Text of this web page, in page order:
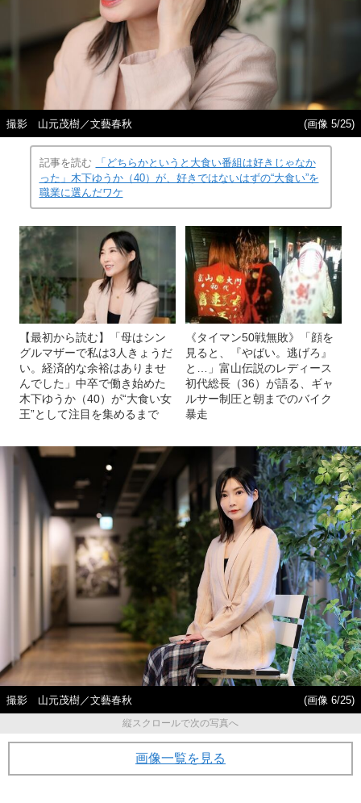
撮影 山元茂樹／文藝春秋 (画像 5/25)
記事を読む
「どちらかというと大食い番組は好きじゃなか
った」木下ゆうか（40）が、好きではないはずの“大食い”を
職業に選んだワケ
【最初から読む】「母はシン
グルマザーで私は3人きょうだ
い。経済的な余裕はありませ
んでした」中卒で働き始めた
木下ゆうか（40）が“大食い女
王”として注目を集めるまで
《タイマン50戦無敗》「顔を
見ると、『やばい。逃げろ』
と…」富山伝説のレディース
初代総長（36）が語る、ギャ
ルサー制圧と朝までのバイク
暴走
撮影 山元茂樹／文藝春秋
(画像 6/25)
縦スクロールで次の写真へ
画像一覧を見る